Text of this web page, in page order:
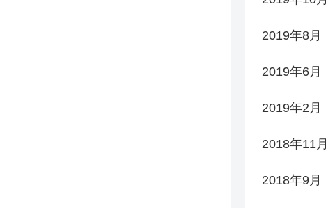
2019年8月
2019年6月
2019年2月
2018年11月
2018年9月